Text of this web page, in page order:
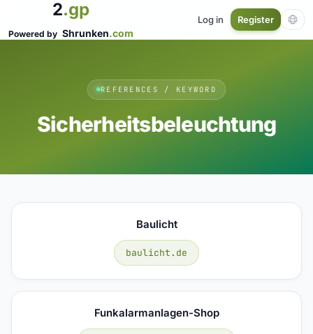
2.gp
Powered by Shrunken.com
Log in Register
REFERENCES / KEYWORD
Sicherheitsbeleuchtung
Baulicht
baulicht.de
Funkalarmanlagen-Shop